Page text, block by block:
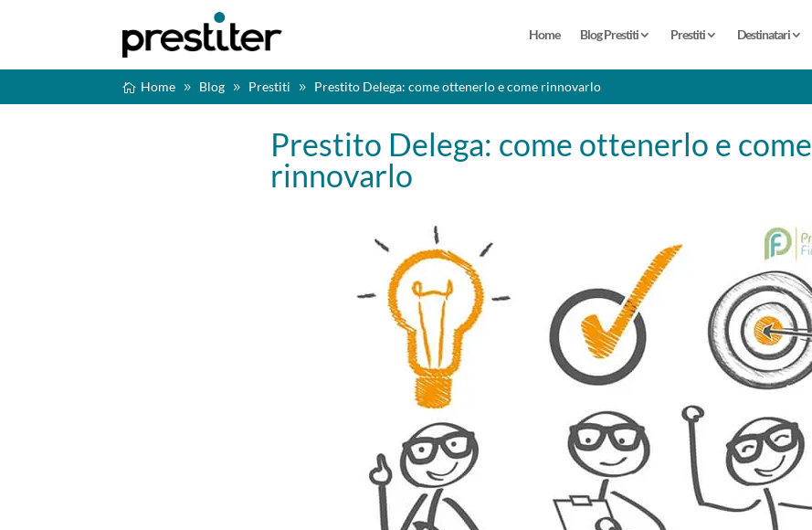
Home Blog Prestiti Prestiti Destinatari
Home Blog Prestiti Prestito Delega: come ottenerlo e come rinnovarlo
Prestito Delega: come ottenerlo e come
rinnovarlo